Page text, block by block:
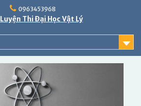
0963453968
Luyện Thi Đại Học Vật Lý